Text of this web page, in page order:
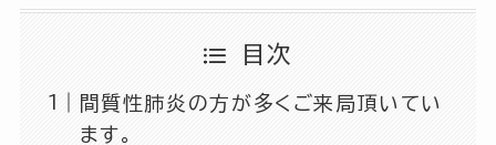
目次
間質性肺炎の方が多くご来局頂いてい
ます。